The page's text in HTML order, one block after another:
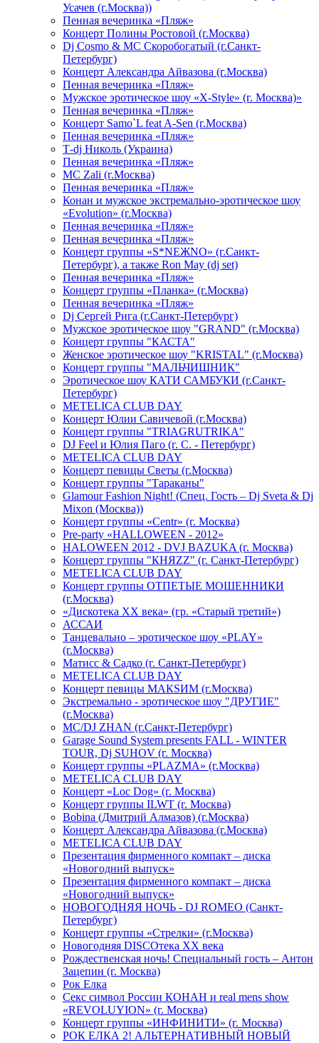
Усачев (г.Москва))
Пенная вечеринка «Пляж»
Концерт Полины Ростовой (г.Москва)
Dj Cosmo & МС Скоробогатый (г.Санкт-
Петербург)
Концерт Александра Айвазова (г.Москва)
Пенная вечеринка «Пляж»
Мужское эротическое шоу «X-Style» (г. Москва)»
Пенная вечеринка «Пляж»
Концерт Samo`L feat A-Sen (г.Москва)
Пенная вечеринка «Пляж»
Т-dj Николь (Украина)
Пенная вечеринка «Пляж»
МС Zali (г.Москва)
Пенная вечеринка «Пляж»
Конан и мужское экстремально-эротическое шоу
«Evolution» (г.Москва)
Пенная вечеринка «Пляж»
Пенная вечеринка «Пляж»
Концерт группы «S*NEЖNO» (г.Санкт-
Петербург), а также Ron May (dj set)
Пенная вечеринка «Пляж»
Концерт группы «Планка» (г.Москва)
Пенная вечеринка «Пляж»
Dj Сергей Рига (г.Санкт-Петербург)
Мужское эротическое шоу "GRAND" (г.Москва)
Концерт группы "КАСТА"
Женское эротическое шоу "KRISTAL" (г.Москва)
Концерт группы "МАЛЬЧИШНИК"
Эротическое шоу КАТИ САМБУКИ (г.Санкт-
Петербург)
METELICA CLUB DAY
Концерт Юлии Савичевой (г.Москва)
Концерт группы "TRIAGRUTRIKA"
DJ Feel и Юлия Паго (г. С. - Петербург)
METELICA CLUB DAY
Концерт певицы Светы (г.Москва)
Концерт группы "Тараканы"
Glamour Fashion Night! (Спец. Гость – Dj Sveta & Dj
Mixon (Москва))
Концерт группы «Centr» (г. Москва)
Pre-party «HALLOWEEN - 2012»
HALOWEEN 2012 - DVJ BAZUKA (г. Москва)
Концерт группы "КНЯZZ" (г. Санкт-Петербург)
METELICA CLUB DAY
Концерт группы ОТПЕТЫЕ МОШЕННИКИ
(г.Москва)
«Дискотека ХХ века» (гр. «Старый третий»)
АССАИ
Танцевально – эротическое шоу «PLAY»
(г.Москва)
Матисс & Садко (г. Санкт-Петербург)
METELICA CLUB DAY
Концерт певицы МАКSИМ (г.Москва)
Экстремально - эротическое шоу "ДРУГИЕ"
(г.Москва)
МС/DJ ZHAN (г.Санкт-Петербург)
Garage Sound System presents FALL - WINTER
TOUR, Dj SUHOV (г. Москва)
Концерт группы «PLAZMA» (г.Москва)
METELICA CLUB DAY
Концерт «Loc Dog» (г. Москва)
Концерт группы ILWT (г. Москва)
Bobina (Дмитрий Алмазов) (г.Москва)
Концерт Александра Айвазова (г.Москва)
METELICA CLUB DAY
Презентация фирменного компакт – диска
«Новогодний выпуск»
Презентация фирменного компакт – диска
«Новогодний выпуск»
НОВОГОДНЯЯ НОЧЬ - DJ ROMEO (Санкт-
Петербург)
Концерт группы «Стрелки» (г.Москва)
Новогодняя DISCOтека ХХ века
Рождественская ночь! Специальный гость – Антон
Зацепин (г. Москва)
Рок Елка
Секс символ России КОНАН и real mens show
«REVOLUYION» (г. Москва)
Концерт группы «ИНФИНИТИ» (г. Москва)
РОК ЕЛКА 2! АЛЬТЕРНАТИВНЫЙ НОВЫЙ